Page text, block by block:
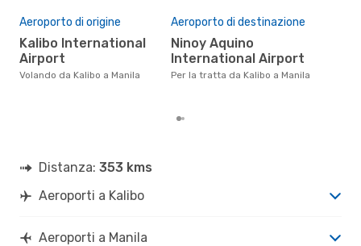
Aeroporto di origine
Kalibo International
Airport
Volando da Kalibo a Manila
Aeroporto di destinazione
Ninoy Aquino
International Airport
Per la tratta da Kalibo a Manila
Distanza: 353 kms
Aeroporti a Kalibo
Aeroporti a Manila